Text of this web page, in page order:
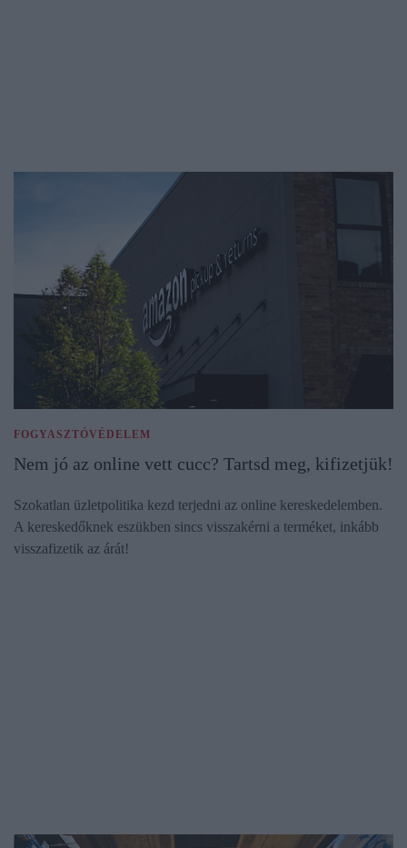
FOGYASZTÓVÉDELEM
Nem jó az online vett cucc? Tartsd meg, kifizetjük!​
Szokatlan üzletpolitika kezd terjedni az online kereskedelemben.
A kereskedőknek eszükben sincs visszakérni a terméket, inkább
visszafizetik az árát!